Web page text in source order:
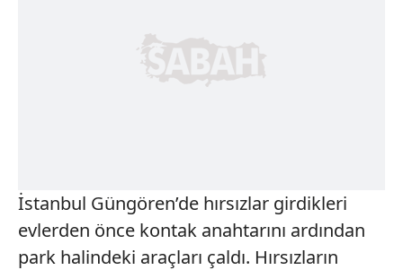
İstanbul Güngören’de hırsızlar girdikleri
evlerden önce kontak anahtarını ardından
park halindeki araçları çaldı. Hırsızların